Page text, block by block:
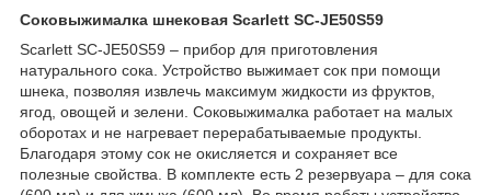
Соковыжималка шнековая Scarlett SC-JE50S59
Scarlett SC-JE50S59 – прибор для приготовления
натурального сока. Устройство выжимает сок при помощи
шнека, позволяя извлечь максимум жидкости из фруктов,
ягод, овощей и зелени. Соковыжималка работает на малых
оборотах и не нагревает перерабатываемые продукты.
Благодаря этому сок не окисляется и сохраняет все
полезные свойства. В комплекте есть 2 резервуара – для сока